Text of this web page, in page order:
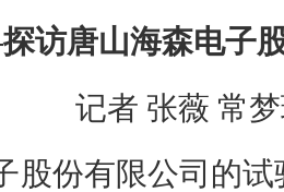
访唐山海森电子
记者 张薇 常
股份有限公司的